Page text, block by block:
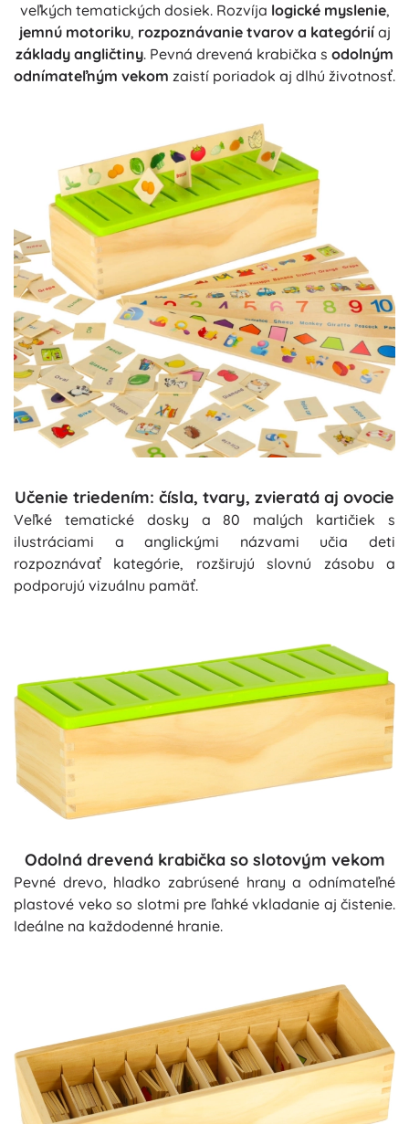
veľkých tematických dosiek. Rozvíja logické myslenie,
jemnú motoriku, rozpoznávanie tvarov a kategóriíaj
základy angličtiny. Pevná drevená krabička s odolným
odnímateľným vekom zaistí poriadok aj dlhú životnosť.
Učenie triedením: čísla, tvary, zvieratá aj ovocie
Veľké tematické dosky a 80 malých kartičiek s
ilustráciami a anglickými názvami učia deti
rozpoznávať kategórie, rozširujú slovnú zásobu a
podporujú vizuálnu pamäť.
Odolná drevená krabička so slotovým vekom
Pevné drevo, hladko zabrúsené hrany a odnímateľné
plastové veko so slotmi pre ľahké vkladanie aj čistenie.
Ideálne na každodenné hranie.